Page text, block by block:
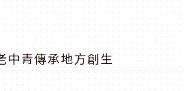
中青傳承地方創生